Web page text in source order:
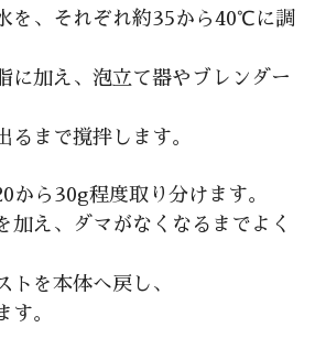
を、それぞれ約35から40℃に調
に加え、泡立て器やブレンダー
るまで撹拌します。
から30g程度取り分けます。
加え、ダマがなくなるまでよく
トを本体へ戻し、
す。